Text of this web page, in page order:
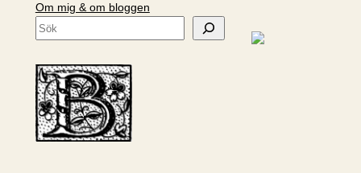
Om mig & om bloggen
S
k